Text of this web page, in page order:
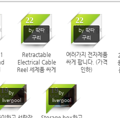
)
No Image
22
MAY
by 딱따
구리
110
Retractable
Electrical Cable
Reel 세제품 싸게
No Image
22
MAY
by 딱따
구리
181
여러가지 전자제품
싸게 팝니다. (가격
인하)
19
MAY
by
liverpool
19
MAY
by
liverpool